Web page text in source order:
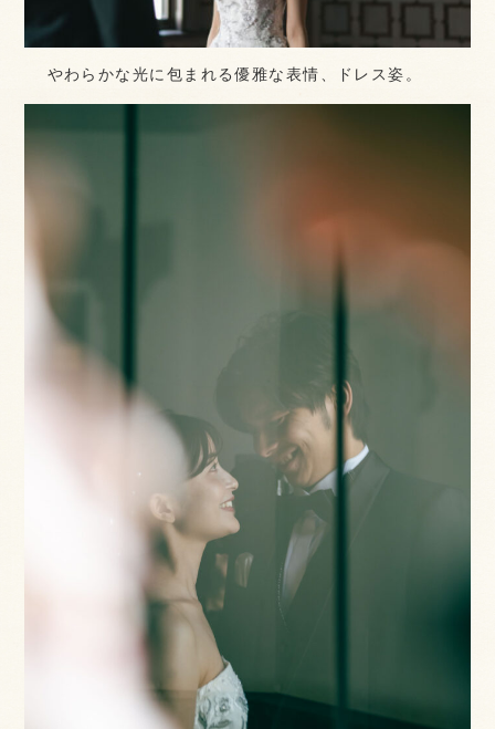
やわらかな光に包まれる優雅な表情、ドレス姿。